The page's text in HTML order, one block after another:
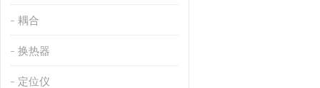
耦合
换热器
定位仪